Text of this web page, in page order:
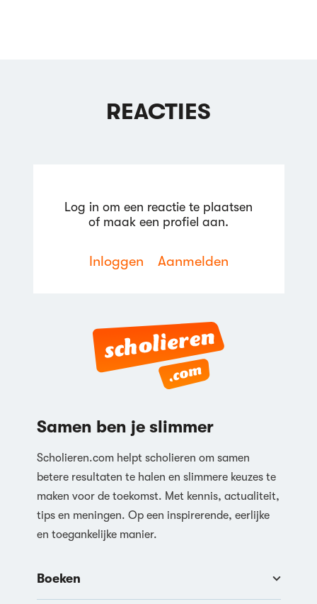
REACTIES
Log in om een reactie te plaatsen
of maak een profiel aan.
Inloggen Aanmelden
Samen ben je slimmer
Scholieren.com helpt scholieren om samen
betere resultaten te halen en slimmere keuzes te
maken voor de toekomst. Met kennis, actualiteit,
tips en meningen. Op een inspirerende, eerlijke
en toegankelijke manier.
Boeken